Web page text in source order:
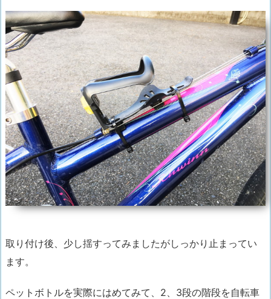
取り付け後、少し揺すってみましたがしっかり止まってい
ます。
ペットボトルを実際にはめてみて、 2、3段の階段を自転車